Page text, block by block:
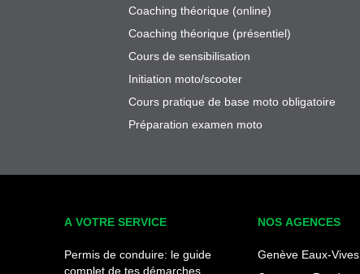
Coaching théorique (online)
Coaching théorique (présentiel)
Cours de sensibilisation
Initiation moto/scooter
Cours pratique de base moto obligatoire
Préparation examen moto
A VOTRE SERVICE
Permis de conduire: le guide
complet de tes démarches
NOS AGENCES
Genève Eaux-Vives